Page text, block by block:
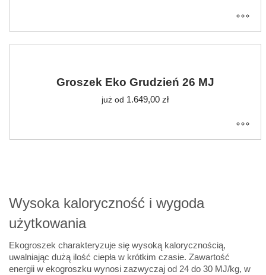
Groszek Eko Grudzień 26 MJ
już od 1.649,00zł
Wysoka kaloryczność i wygoda
użytkowania
Ekogroszek charakteryzuje się wysoką kalorycznością,
uwalniając dużą ilość ciepła w krótkim czasie. Zawartość
energii w ekogroszku wynosi zazwyczaj od 24 do 30 MJ/kg, w